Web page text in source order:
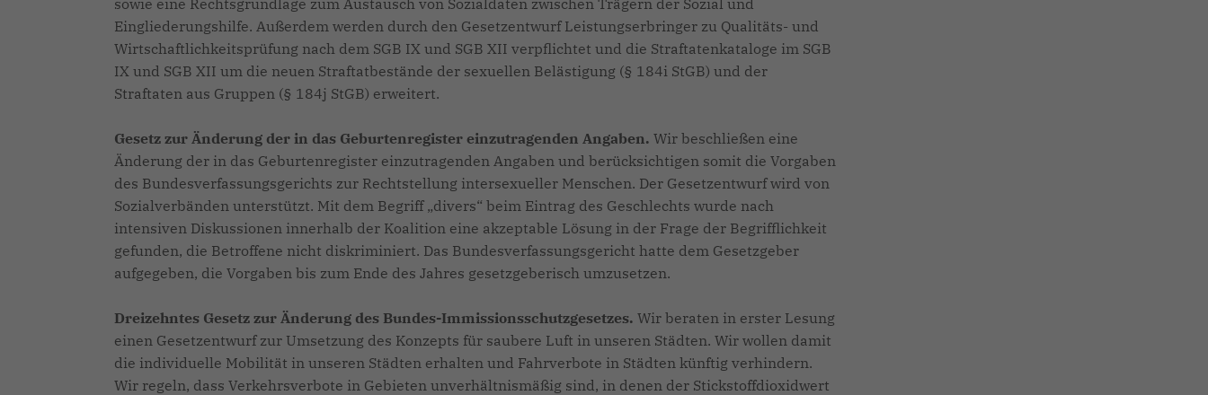
sowie eine Rechtsgrundlage zum Austausch von Sozialdaten zwischen Trägern der Sozial und
Eingliederungshilfe. Außerdem werden durch den Gesetzentwurf Leistungserbringer zu Qualitäts- und
Wirtschaftlichkeitsprüfung nach dem SGB IX und SGB XII verpflichtet und die Straftatenkataloge im SGB
IX und SGB XII um die neuen Straftatbestände der sexuellen Belästigung (§ 184i StGB) und der
Straftaten aus Gruppen (§ 184j StGB) erweitert.
Gesetz zur Änderung der in das Geburtenregister einzutragenden Angaben. Wir beschließen eine
Änderung der in das Geburtenregister einzutragenden Angaben und berücksichtigen somit die Vorgaben
des Bundesverfassungsgerichts zur Rechtstellung intersexueller Menschen. Der Gesetzentwurf wird von
Sozialverbänden unterstützt. Mit dem Begriff „divers“ beim Eintrag des Geschlechts wurde nach
intensiven Diskussionen innerhalb der Koalition eine akzeptable Lösung in der Frage der Begrifflichkeit
gefunden, die Betroffene nicht diskriminiert. Das Bundesverfassungsgericht hatte dem Gesetzgeber
aufgegeben, die Vorgaben bis zum Ende des Jahres gesetzgeberisch umzusetzen.
Dreizehntes Gesetz zur Änderung des Bundes-Immissionsschutzgesetzes. Wir beraten in erster Lesung
einen Gesetzentwurf zur Umsetzung des Konzepts für saubere Luft in unseren Städten. Wir wollen damit
die individuelle Mobilität in unseren Städten erhalten und Fahrverbote in Städten künftig verhindern.
Wir regeln, dass Verkehrsverbote in Gebieten unverhältnismäßig sind, in denen der Stickstoffdioxidwert